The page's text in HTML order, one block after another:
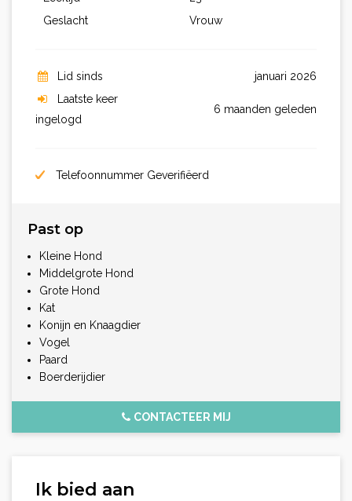
Geslacht
Vrouw
Lid sinds
januari 2026
Laatste keer
ingelogd
6 maanden geleden
Telefoonnummer Geverifiëerd
Past op
Kleine Hond
Middelgrote Hond
Grote Hond
Kat
Konijn en Knaagdier
Vogel
Paard
Boerderijdier
CONTACTEER MIJ
Ik bied aan